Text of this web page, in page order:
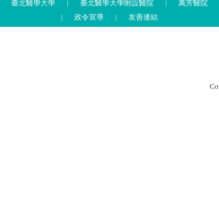
臺北醫學大學 | 臺北醫學大學附設醫院 |
萬芳醫院
|
政令宣導 | 友善連結